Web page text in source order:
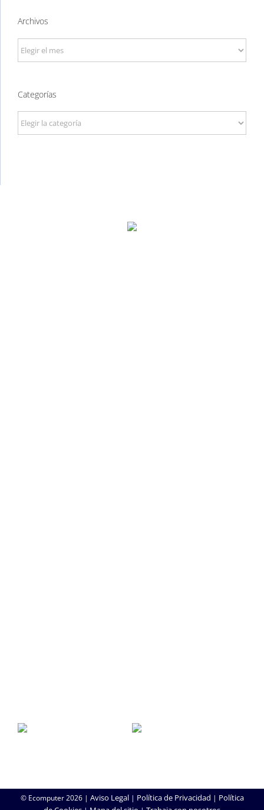
Archivos
Archivos
Categorías
Categorías
© Ecomputer2026 | Aviso Legal| Política de Privacidad | Política